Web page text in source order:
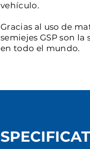
vehículo.
Gracias al uso de
semiejes GSP son
en todo el mundo.